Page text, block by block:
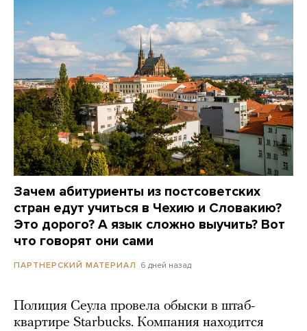
Зачем абитуриенты из постсоветских
стран едут учиться в Чехию и Словакию?
Это дорого? А язык сложно выучить? Вот
что говорят они сами
ПАРТНЕРСКИЙ МАТЕРИАЛ 6 дней назад
Полиция Сеула провела обыски в штаб-
квартире Starbucks. Компания находится